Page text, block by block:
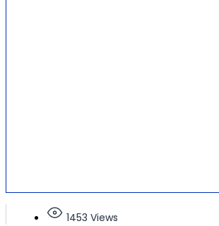
1453 Views